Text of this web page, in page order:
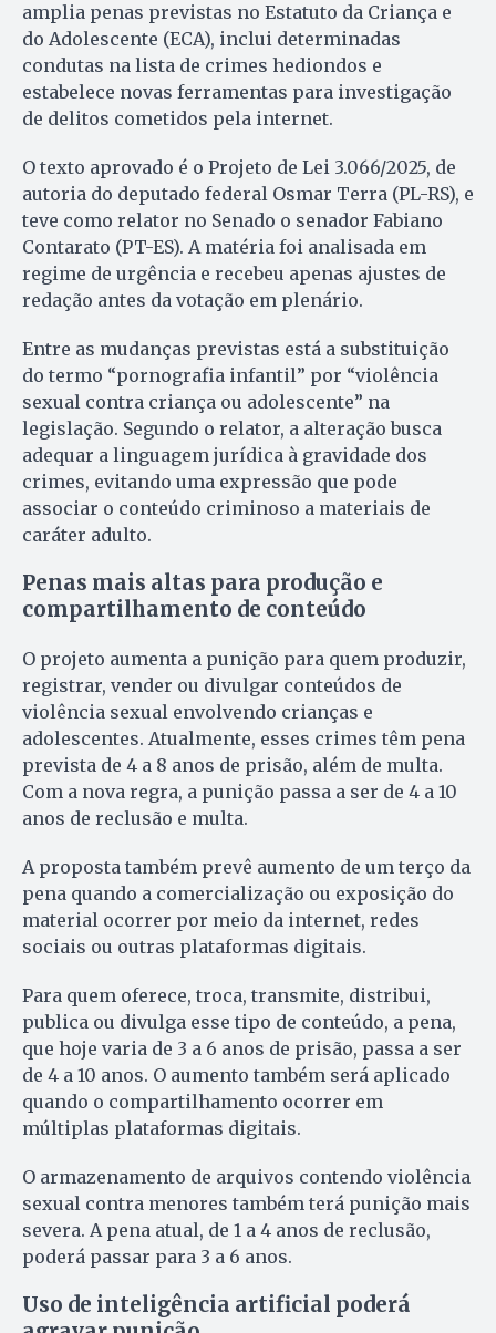
amplia penas previstas no Estatuto da Criança e
do Adolescente (ECA), inclui determinadas
condutas na lista de crimes hediondos e
estabelece novas ferramentas para investigação
de delitos cometidos pela internet.
O texto aprovado é o Projeto de Lei 3.066/2025, de
autoria do deputado federal Osmar Terra (PL-RS), e
teve como relator no Senado o senador Fabiano
Contarato (PT-ES). A matéria foi analisada em
regime de urgência e recebeu apenas ajustes de
redação antes da votação em plenário.
Entre as mudanças previstas está a substituição
do termo “pornografia infantil” por “violência
sexual contra criança ou adolescente” na
legislação. Segundo o relator, a alteração busca
adequar a linguagem jurídica à gravidade dos
crimes, evitando uma expressão que pode
associar o conteúdo criminoso a materiais de
caráter adulto.
Penas mais altas para produção e
compartilhamento de conteúdo
O projeto aumenta a punição para quem produzir,
registrar, vender ou divulgar conteúdos de
violência sexual envolvendo crianças e
adolescentes. Atualmente, esses crimes têm pena
prevista de 4 a 8 anos de prisão, além de multa.
Com a nova regra, a punição passa a ser de 4 a 10
anos de reclusão e multa.
A proposta também prevê aumento de um terço da
pena quando a comercialização ou exposição do
material ocorrer por meio da internet, redes
sociais ou outras plataformas digitais.
Para quem oferece, troca, transmite, distribui,
publica ou divulga esse tipo de conteúdo, a pena,
que hoje varia de 3 a 6 anos de prisão, passa a ser
de 4 a 10 anos. O aumento também será aplicado
quando o compartilhamento ocorrer em
múltiplas plataformas digitais.
O armazenamento de arquivos contendo violência
sexual contra menores também terá punição mais
severa. A pena atual, de 1 a 4 anos de reclusão,
poderá passar para 3 a 6 anos.
Uso de inteligência artificial poderá